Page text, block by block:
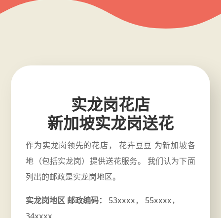
实龙岗花店
新加坡实龙岗送花
作为实龙岗领先的花店， 花卉豆豆 为新加坡各
地（包括实龙岗）提供送花服务。 我们认为下面
列出的邮政是实龙岗地区。
实龙岗地区 邮政编码：
53xxxx， 55xxxx，
34xxxx